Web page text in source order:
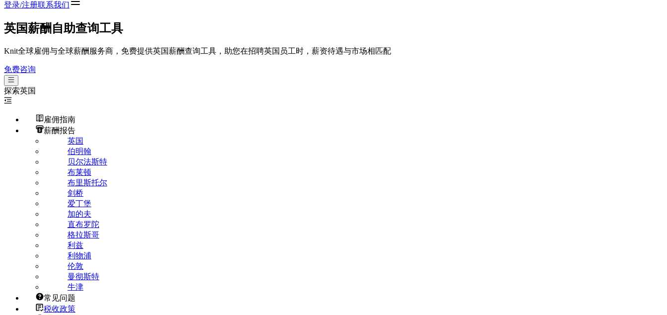
登录/注册联系我们
英国薪酬自助查询工具
Knit全球雇佣与全球薪酬服务商，免费提供英国薪酬查询工具，助您在招聘英国员工时，薪资待遇与市场相匹配
免费咨询
探索英国
雇佣指南
薪酬报告
英国
伯明翰
贝尔法斯特
布莱顿
布里斯托尔
剑桥
爱丁堡
加的夫
直布罗陀
格拉斯哥
利兹
利物浦
伦敦
曼彻斯特
牛津
常见问题
税收政策